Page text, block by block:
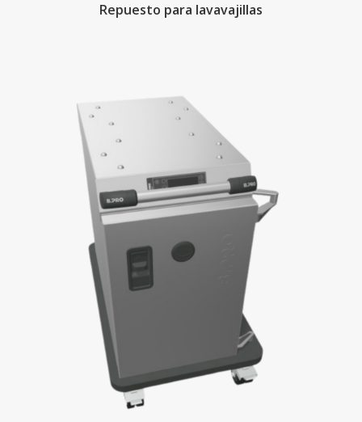
Repuesto para lavavajillas